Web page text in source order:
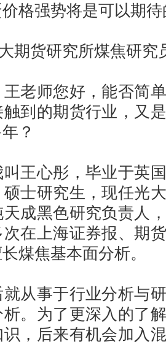
格强势将是可以期
货研究所煤焦研究
师您好，能否简单
触到的期货行业，又
？
心彤，毕业于英国
士研究生，现任光
成黑色研究负责人
在上海证券报、期
煤焦基本面分析。
事于行业分析与研
。为了更深入的了
，后来有机会加入